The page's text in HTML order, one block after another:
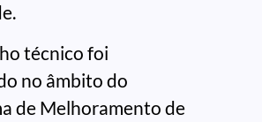
técnico foi
no âmbito do
de Melhoramento de